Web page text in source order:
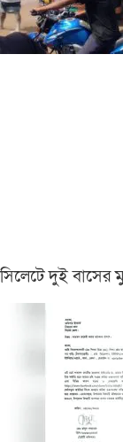
সিলেটে দুই বাসের